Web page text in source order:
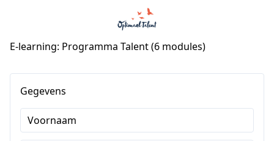
E-learning: Programma Talent (6 modules)
Gegevens
Voornaam